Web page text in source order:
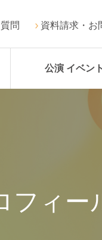
問 資料請求・お
公演 イベン
フィ